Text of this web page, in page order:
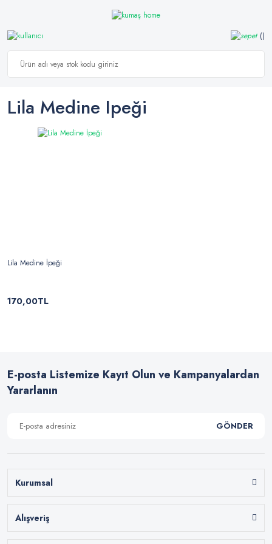
Lila Medine Ipeği
Lila Medine İpeği
170,00TL
E-posta Listemize Kayıt Olun ve Kampanyalardan
Yararlanın
GÖNDER
Kurumsal
Alışveriş